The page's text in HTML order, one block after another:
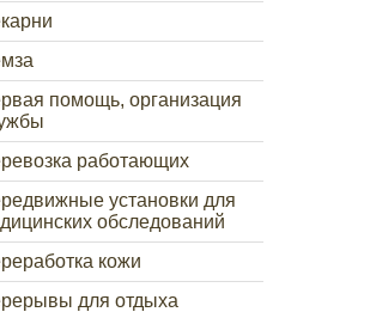
помощь, организация
работающих
установки для
обследований
кожи
для отдыха